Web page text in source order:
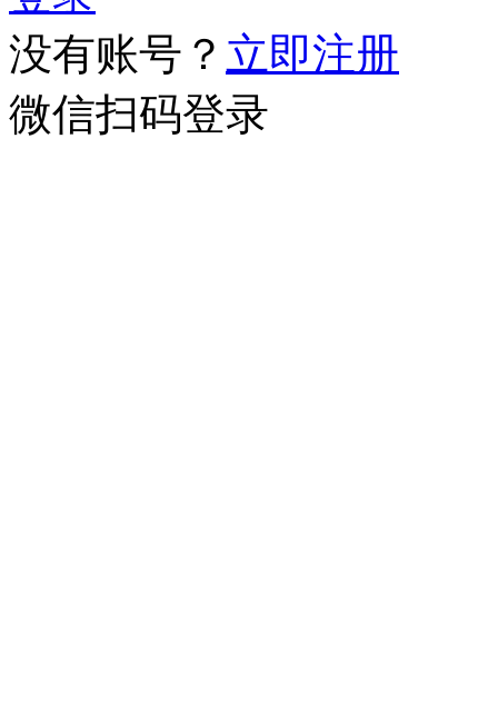
没有账号？ 立即注册
微信扫码登录